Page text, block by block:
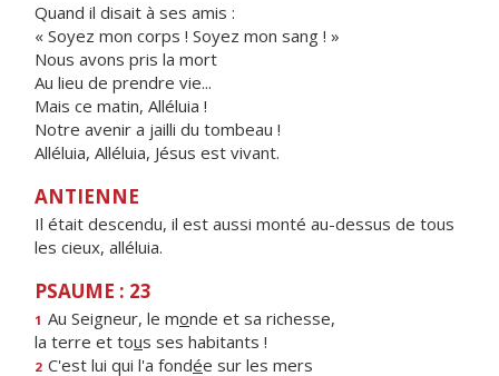
Quand il disait à ses amis :
« Soyez mon corps ! Soyez mon sang ! »
Nous avons pris la mort
Au lieu de prendre vie...
Mais ce matin, Alléluia !
Notre avenir a jailli du tombeau !
Alléluia, Alléluia, Jésus est vivant.
ANTIENNE
Il était descendu, il est aussi monté au-dessus de tous
les cieux, alléluia.
PSAUME : 23
1 Au Seigneur, le monde et sa richesse,
la terre et tous ses habitants !
2 C'est lui qui l'a fondée sur les mers